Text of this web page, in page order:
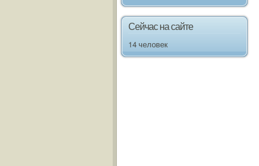
Сейчас на сайте
14 человек